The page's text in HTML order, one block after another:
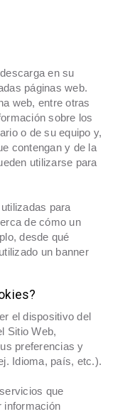
en su
páginas web.
web, entre otras
sobre los
o de su equipo y,
contengan y de la
utilizarse para
para
de cómo un
desde qué
un banner
el dispositivo del
Sitio Web,
preferencias y
Idioma, país, etc.).
que
información